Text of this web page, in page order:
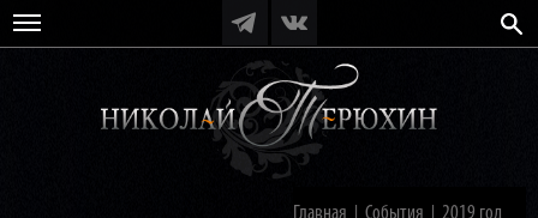
Главная События 2019 год